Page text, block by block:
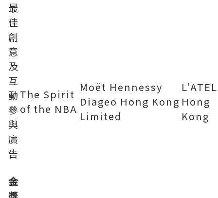
最
佳
創
意
及
互
動
參
與
廣
告
金
The Spirit
of the NBA
Moët Hennessy
Diageo Hong Kong
Limited
Hong
Kong